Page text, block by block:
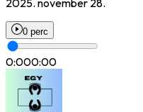
2025. november 28.
0 perc
0:000:00